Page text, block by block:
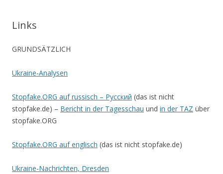
Links
GRUNDSÄTZLICH
Ukraine-Analysen
Stopfake.ORG auf russisch – Русский (das ist nicht
stopfake.de) – Bericht in der Tagesschau und in der TAZ über
stopfake.ORG
Stopfake.ORG auf englisch (das ist nicht stopfake.de)
Ukraine-Nachrichten, Dresden